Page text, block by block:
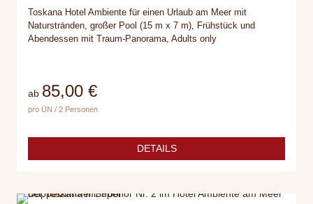
Toskana Hotel Ambiente für einen Urlaub am Meer mit
Naturstränden, großer Pool (15 m x 7 m), Frühstück und
Abendessen mit Traum-Panorama, Adults only
ab 85,00 €
pro ÜN / 2 Personen
DETAILS